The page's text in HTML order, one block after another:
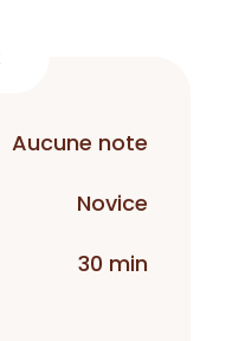
Aucune note
Novice
30 min